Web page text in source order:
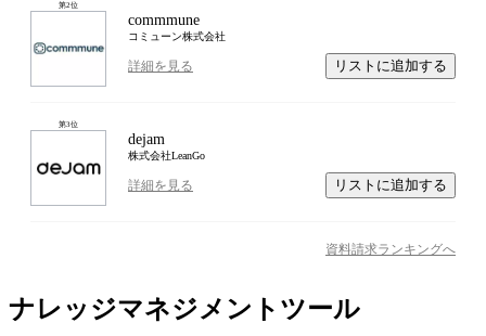
第2位
commmune
コミューン株式会社
詳細を見る リストに追加する
第3位
dejam
株式会社LeanGo
詳細を見る リストに追加する
資料請求ランキングへ
ナレッジマネジメントツール